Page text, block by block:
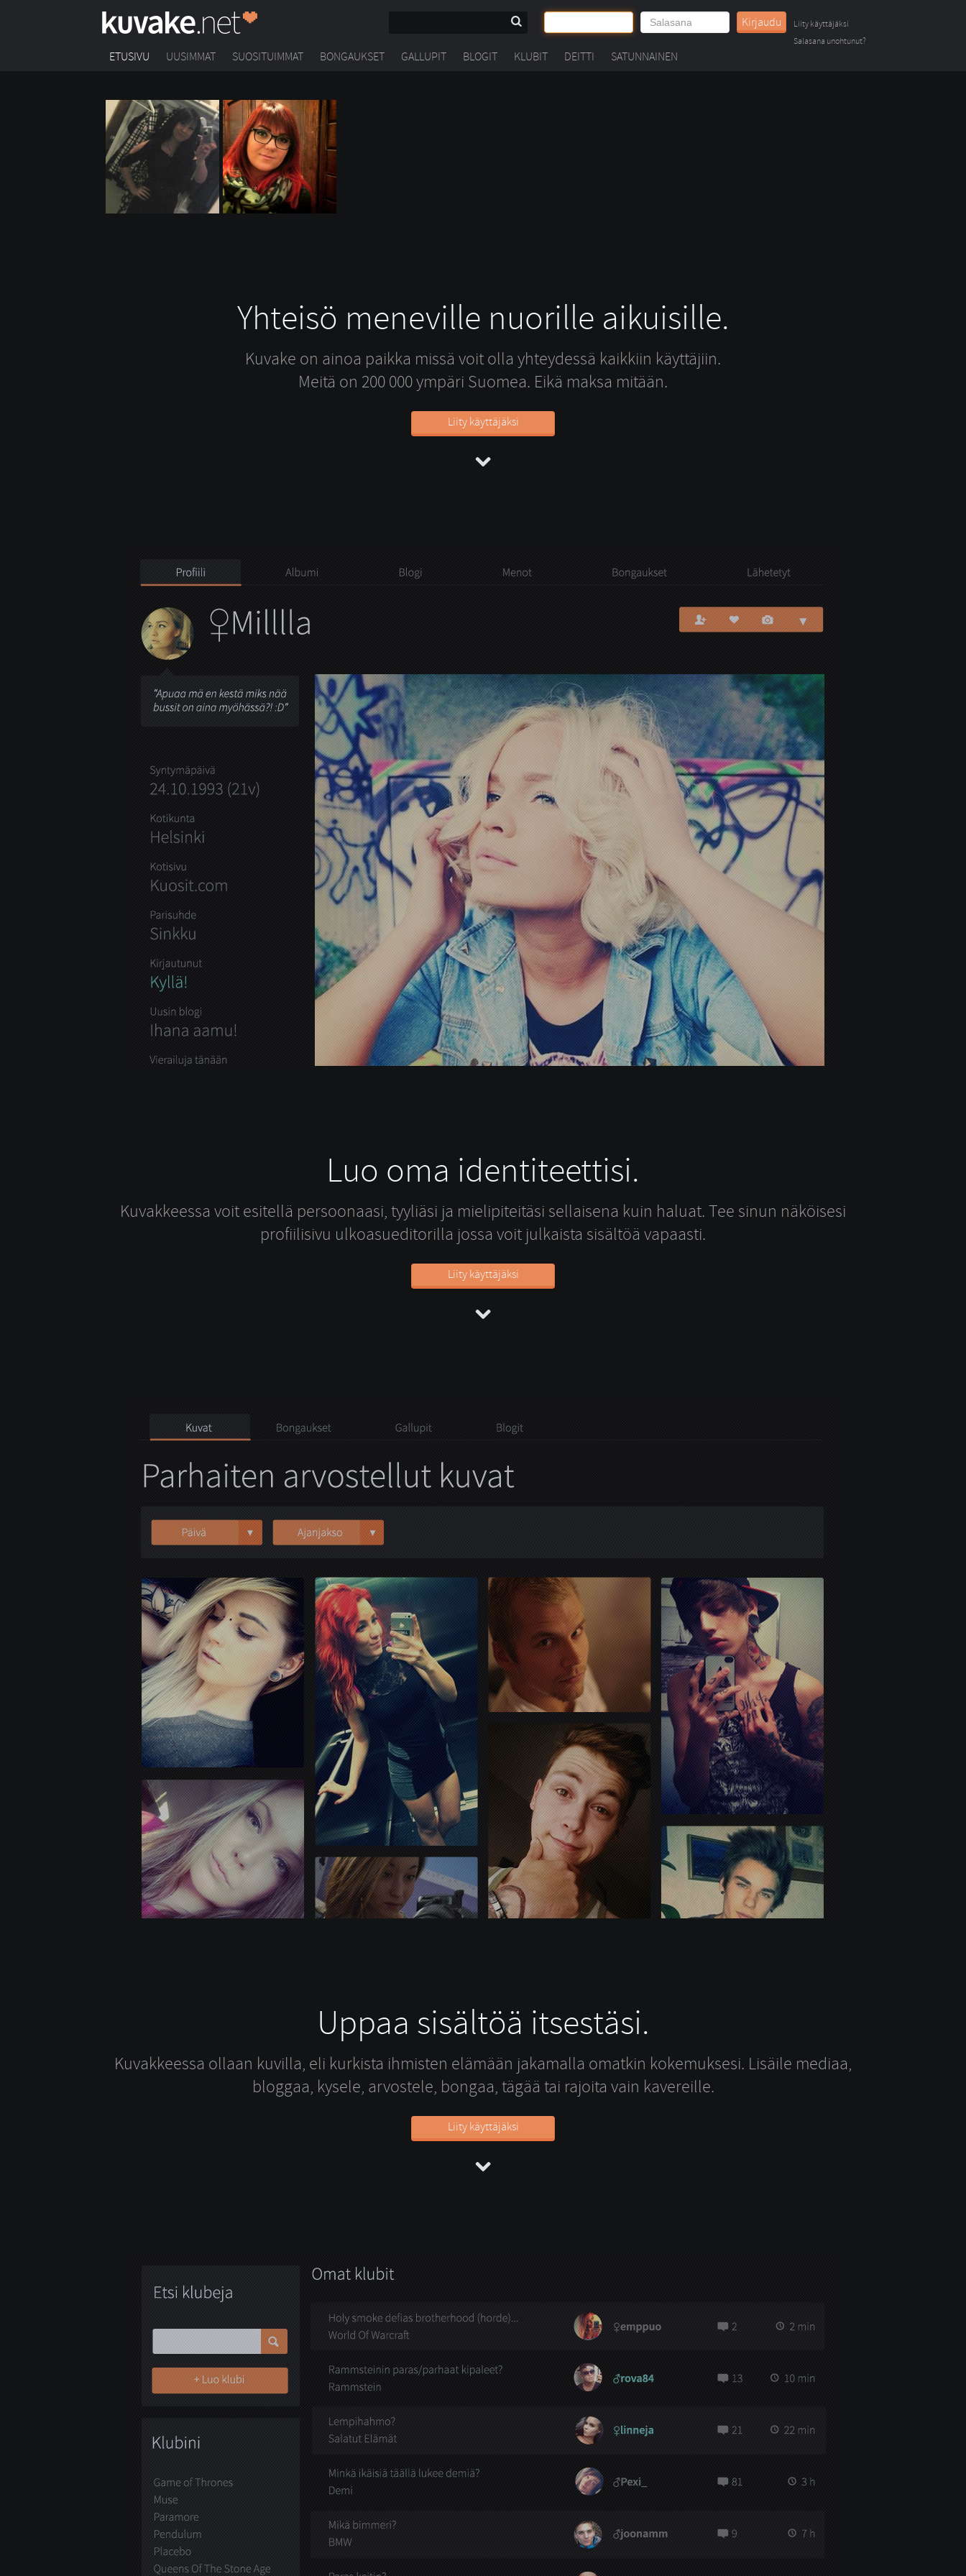
Kirjaudu
Liity käyttäjäksi
Salasana unohtunut?
ETUSIVU UUSIMMAT SUOSITUIMMAT BONGAUKSET GALLUPIT BLOGIT KLUBIT DEITTI SATUNNAINEN
Yhteisö meneville nuorille aikuisille.
Kuvake on ainoa paikka missä voit olla yhteydessä kaikkiin käyttäjiin.
Meitä on 200 000 ympäri Suomea. Eikä maksa mitään.
Liity käyttäjäksi
Luo oma identiteettisi.
Kuvakkeessa voit esitellä persoonaasi, tyyliäsi ja mielipiteitäsi sellaisena kuin haluat. Tee sinun näköisesi
profiilisivu ulkoasueditorilla jossa voit julkaista sisältöä vapaasti.
Liity käyttäjäksi
Uppaa sisältöä itsestäsi.
Kuvakkeessa ollaan kuvilla, eli kurkista ihmisten elämään jakamalla omatkin kokemuksesi. Lisäile mediaa,
bloggaa, kysele, arvostele, bongaa, tägää tai rajoita vain kavereille.
Liity käyttäjäksi